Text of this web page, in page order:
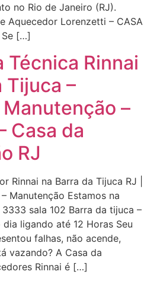
no Rio de Janeiro (RJ).
Aquecedor Lorenzetti – CASA
Se […]
Rinnai
Tijuca –
–
Casa da
RJ
Rinnai na Barra da Tijuca RJ |
Manutenção Estamos na
sala 102 Barra da tijuca –
ligando até 12 Horas Seu
falhas, não acende,
vazando? A Casa da
Rinnai é […]